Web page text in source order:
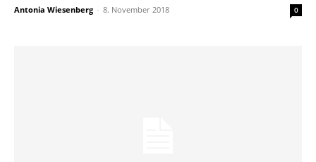
Antonia Wiesenberg - 8. November 2018 0